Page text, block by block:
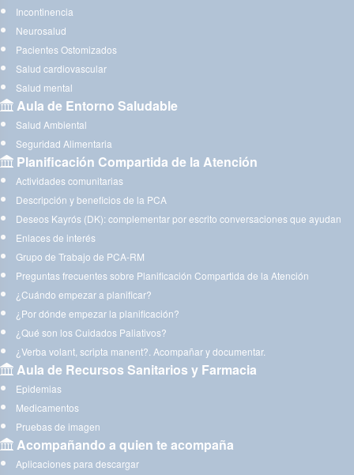
Incontinencia
Neurosalud
Pacientes Ostomizados
Salud cardiovascular
Salud mental
Aula de Entorno Saludable
Salud Ambiental
Seguridad Alimentaria
Planificación Compartida de la Atención
Actividades comunitarias
Descripción y beneficios de la PCA
Deseos Kayrós (DK): complementar por escrito conversaciones que ayudan
Enlaces de interés
Grupo de Trabajo de PCA-RM
Preguntas frecuentes sobre Planificación Compartida de la Atención
¿Cuándo empezar a planificar?
¿Por dónde empezar la planificación?
¿Qué son los Cuidados Paliativos?
¿Verba volant, scripta manent?. Acompañar y documentar.
Aula de Recursos Sanitarios y Farmacia
Epidemias
Medicamentos
Pruebas de imagen
Acompañando a quien te acompaña
Aplicaciones para descargar